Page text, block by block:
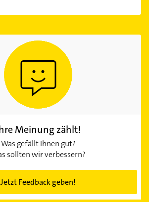
Meinung zählt!
Was gefällt Ihnen gut?
sollten wir verbessern?
Jetzt Feedback geben!